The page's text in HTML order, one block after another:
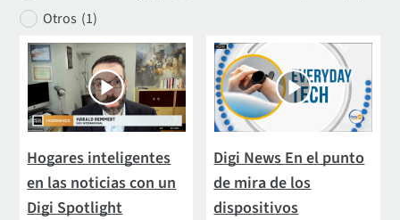
Otros (1)
Hogares inteligentes
en las noticias con un
Digi Spotlight
Digi News En el punto
de mira de los
dispositivos